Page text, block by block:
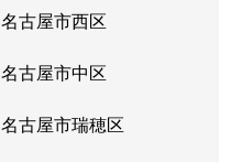
名古屋市西区
名古屋市中区
名古屋市瑞穂区